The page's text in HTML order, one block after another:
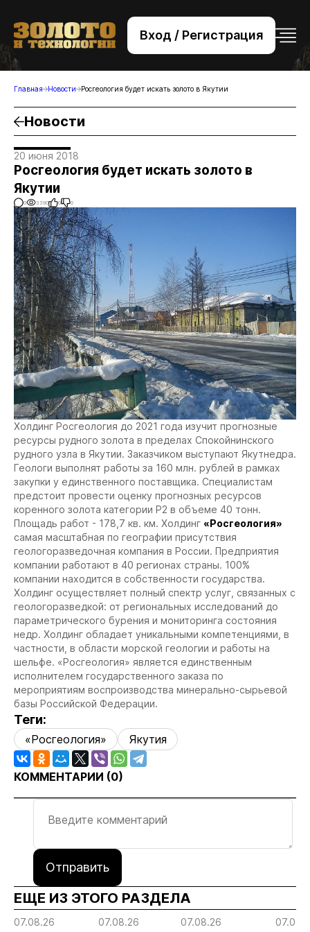
Вход / Регистрация
+7 (495) 221-76-32
bsv@zolteh.ru
Главная Новости Росгеология будет искать золото в Якутии
Новости
20 июня 2018
Росгеология будет искать золото в
Якутии
0 3390 0 0
Холдинг Росгеология до 2021 года изучит прогнозные
ресурсы рудного золота в пределах Спокойнинского
рудного узла в Якутии. Заказчиком выступают Якутнедра.
Геологи выполнят работы за 160 млн. рублей в рамках
закупки у единственного поставщика. Специалистам
предстоит провести оценку прогнозных ресурсов
коренного золота категории Р2 в объеме 40 тонн.
Площадь работ - 178,7 кв. км. Холдинг «Росгеология»
самая масштабная по географии присутствия
геологоразведочная компания в России. Предприятия
компании работают в 40 регионах страны. 100%
компании находится в собственности государства.
Холдинг осуществляет полный спектр услуг, связанных с
геологоразведкой: от региональных исследований до
параметрического бурения и мониторинга состояния
недр. Холдинг обладает уникальными компетенциями, в
частности, в области морской геологии и работы на
шельфе. «Росгеология» является единственным
исполнителем государственного заказа по
мероприятиям воспроизводства минерально-сырьевой
базы Российской Федерации.
Теги:
«Росгеология» Якутия
КОММЕНТАРИИ (0)
Отправить
ЕЩЕ ИЗ ЭТОГО РАЗДЕЛА
07.08.26 07.08.26 07.08.26